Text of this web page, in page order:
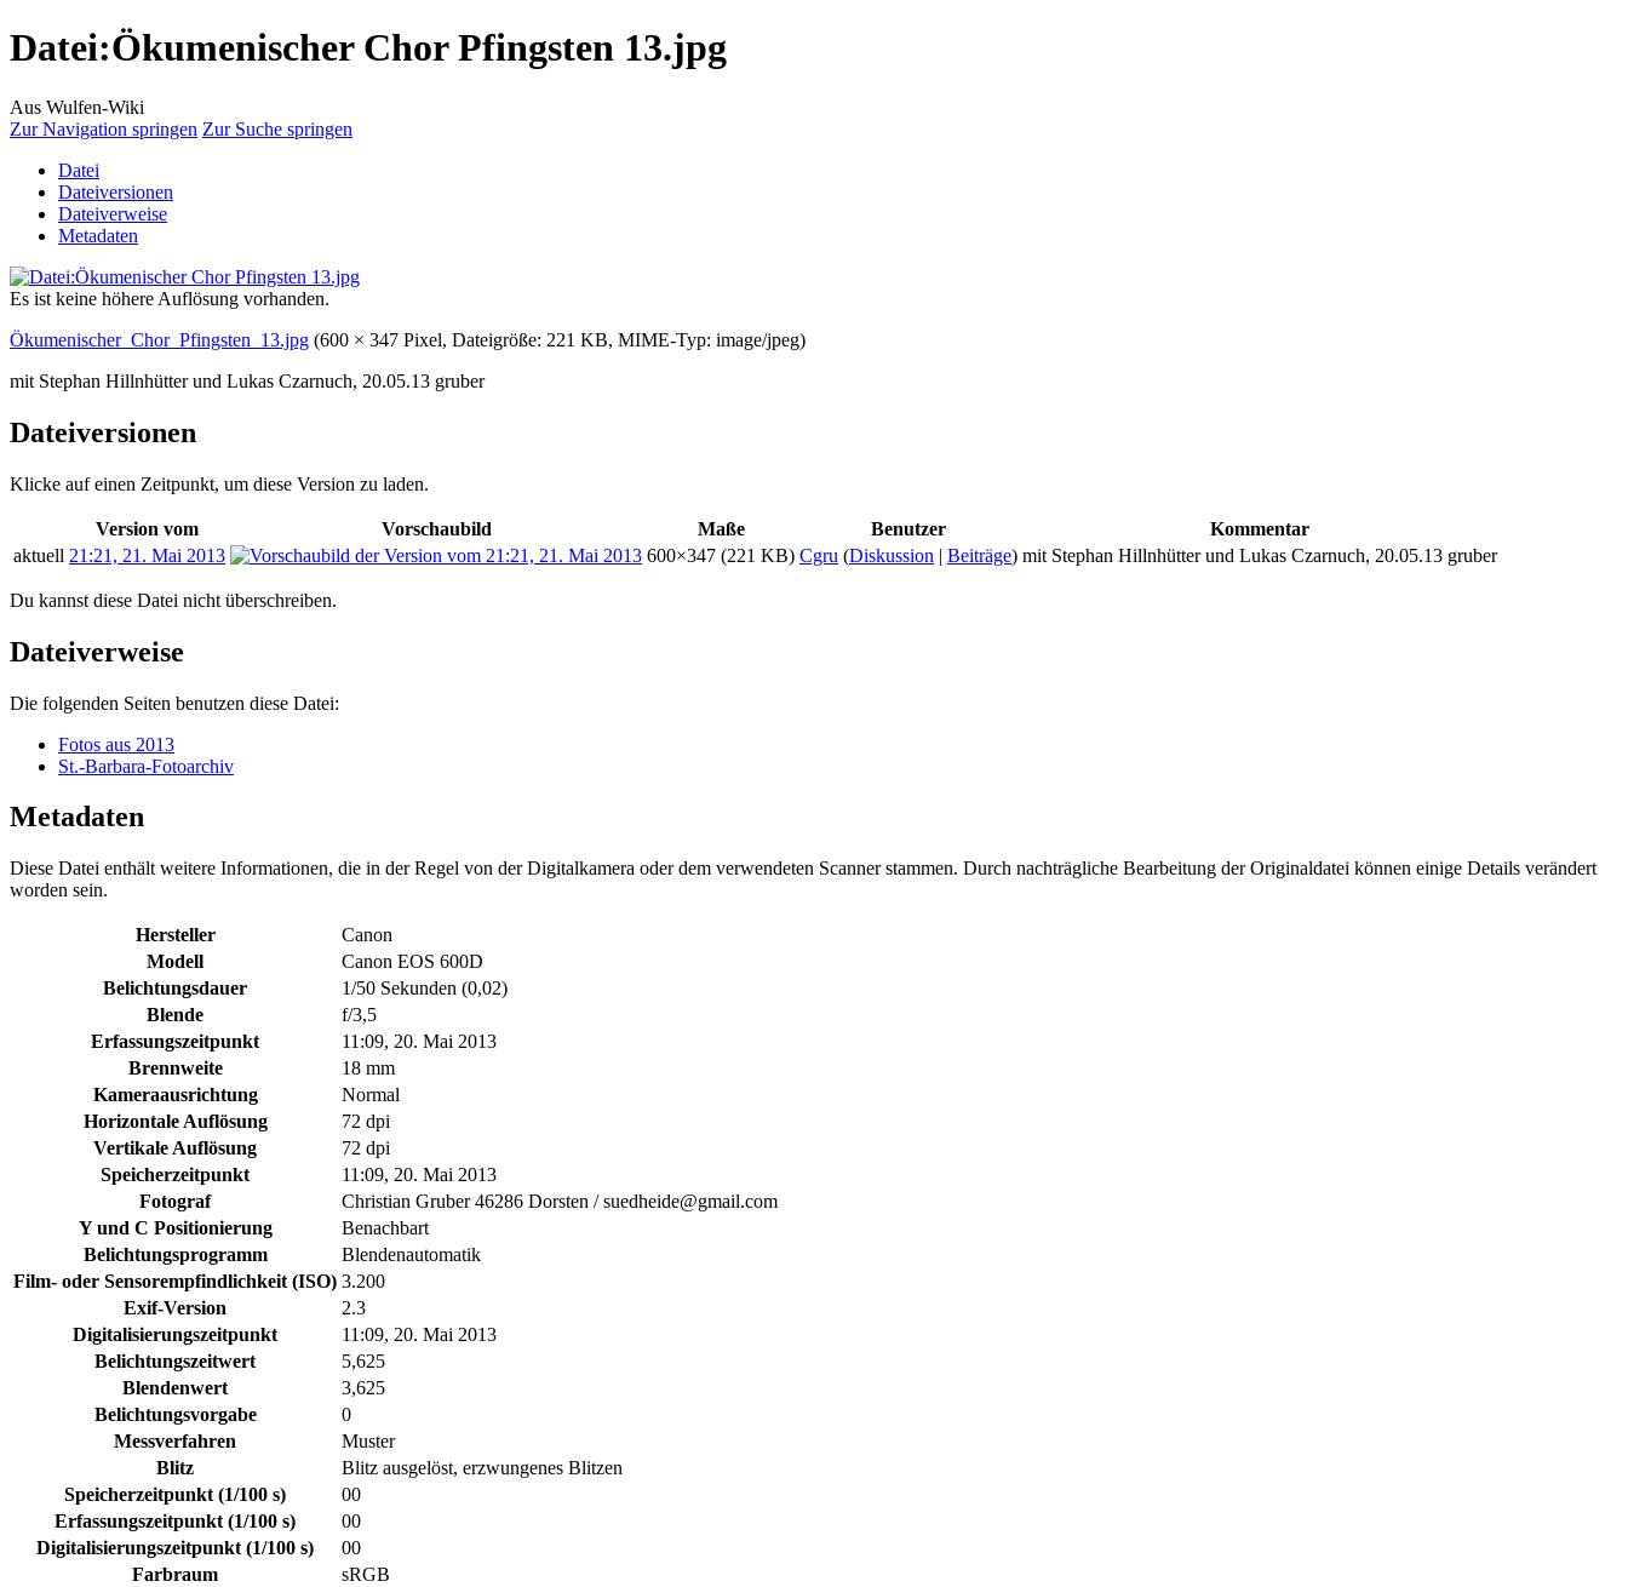
Datei:Ökumenischer Chor Pfingsten 13.jpg
Aus Wulfen-Wiki
Zur Navigation springen Zur Suche springen
Datei
Dateiversionen
Dateiverweise
Metadaten
Es ist keine höhere Auflösung vorhanden.
Ökumenischer_Chor_Pfingsten_13.jpg (600 × 347 Pixel, Dateigröße: 221 KB, MIME-Typ: image/jpeg)
mit Stephan Hillnhütter und Lukas Czarnuch, 20.05.13 gruber
Dateiversionen
Klicke auf einen Zeitpunkt, um diese Version zu laden.
Version vom Vorschaubild Maße Benutzer
Kommentar
aktuell 21:21, 21. Mai 2013 600×347 (221 KB) Cgru (Diskussion | Beiträge) mit Stephan Hillnhütter und Lukas Czarnuch, 20.05.13 gruber
Du kannst diese Datei nicht überschreiben.
Dateiverweise
Die folgenden Seiten benutzen diese Datei:
Fotos aus 2013
St.-Barbara-Fotoarchiv
Metadaten
Diese Datei enthält weitere Informationen, die in der Regel von der Digitalkamera oder dem verwendeten Scanner stammen. Durch nachträgliche Bearbeitung der Originaldatei können einige Details verändert
worden sein.
Hersteller
Canon
Modell
Canon EOS 600D
Belichtungsdauer
1/50 Sekunden (0,02)
Blende
f/3,5
Erfassungszeitpunkt
11:09, 20. Mai 2013
Brennweite
18 mm
Kameraausrichtung
Normal
Horizontale Auflösung
72 dpi
Vertikale Auflösung
72 dpi
Speicherzeitpunkt
11:09, 20. Mai 2013
Fotograf
Christian Gruber 46286 Dorsten / suedheide@gmail.com
Y und C Positionierung
Benachbart
Belichtungsprogramm
Blendenautomatik
Film- oder Sensorempfindlichkeit (ISO) 3.200
Exif-Version
2.3
Digitalisierungszeitpunkt
11:09, 20. Mai 2013
Belichtungszeitwert
5,625
Blendenwert
3,625
Belichtungsvorgabe
0
Messverfahren
Muster
Blitz
Blitz ausgelöst, erzwungenes Blitzen
Speicherzeitpunkt (1/100 s)
00
Erfassungszeitpunkt (1/100 s)
00
Digitalisierungszeitpunkt (1/100 s)
00
Farbraum
sRGB